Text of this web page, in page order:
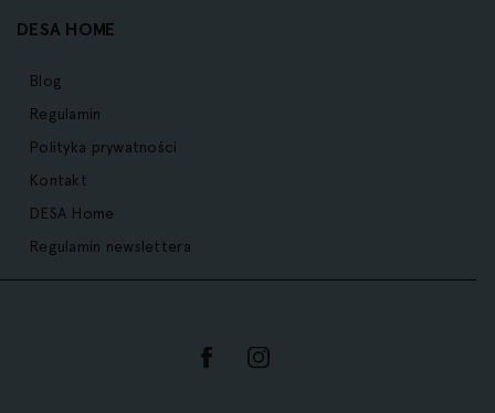
DESA HOME
Blog
Regulamin
Polityka prywatności
Kontakt
DESA Home
Regulamin newslettera